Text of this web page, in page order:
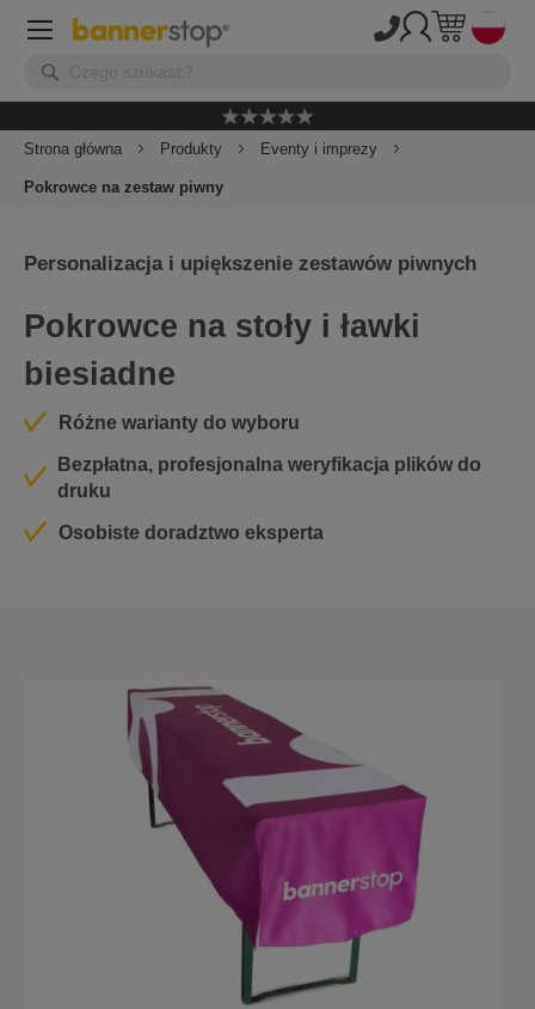
Strona główna Produkty Eventy i imprezy
Pokrowce na zestaw piwny
Personalizacja i upiększenie zestawów piwnych
Pokrowce na stoły i ławki
biesiadne
Różne warianty do wyboru
Bezpłatna, profesjonalna weryfikacja plików do
druku
Osobiste doradztwo eksperta